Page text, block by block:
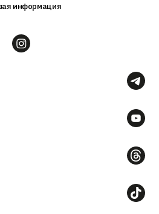
информация